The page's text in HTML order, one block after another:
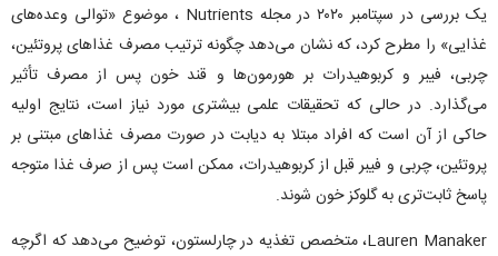
یک بررسی در سپتامبر ۲۰۲۰ در مجله Nutrients ، موضوع «توالی وعده‌های
غذایی» را مطرح کرد، که نشان می‌دهد چگونه ترتیب مصرف غذاهای پروتئین،
چربی، فیبر و کربوهیدرات بر هورمون‌ها و قند خون پس از مصرف تأثیر
می‌گذارد. در حالی که تحقیقات علمی بیشتری مورد نیاز است، نتایج اولیه
حاکی از آن است که افراد مبتلا به دیابت در صورت مصرف غذاهای مبتنی بر
پروتئین، چربی و فیبر قبل از کربوهیدرات، ممکن است پس از صرف غذا متوجه
پاسخ ثابت‌تری به گلوکز خون شوند.
Lauren Manaker، متخصص تغذیه در چارلستون، توضیح می‌دهد که اگرچه